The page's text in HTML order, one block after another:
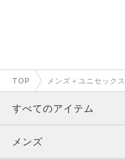
TOP メンズ＋ユニセックス
すべてのアイテム
メンズ
メンズ